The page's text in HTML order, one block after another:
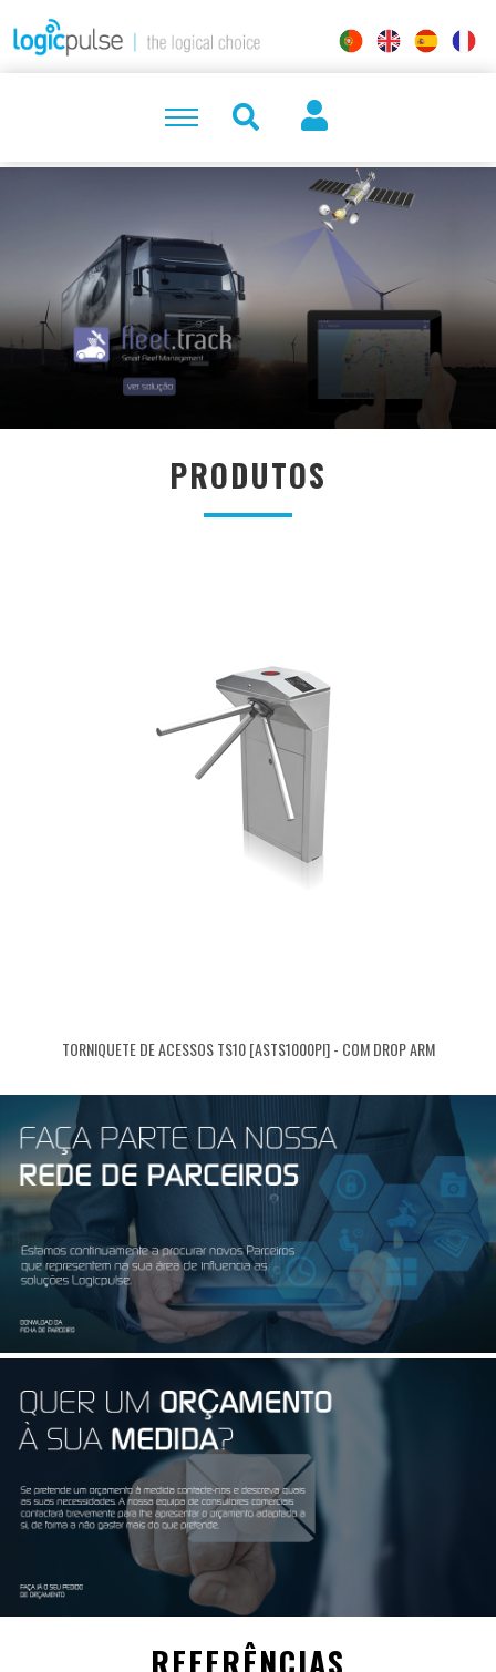
PRODUTOS
TORNIQUETE DE ACESSOS TS10 [ASTS1000PI] - COM DROP ARM